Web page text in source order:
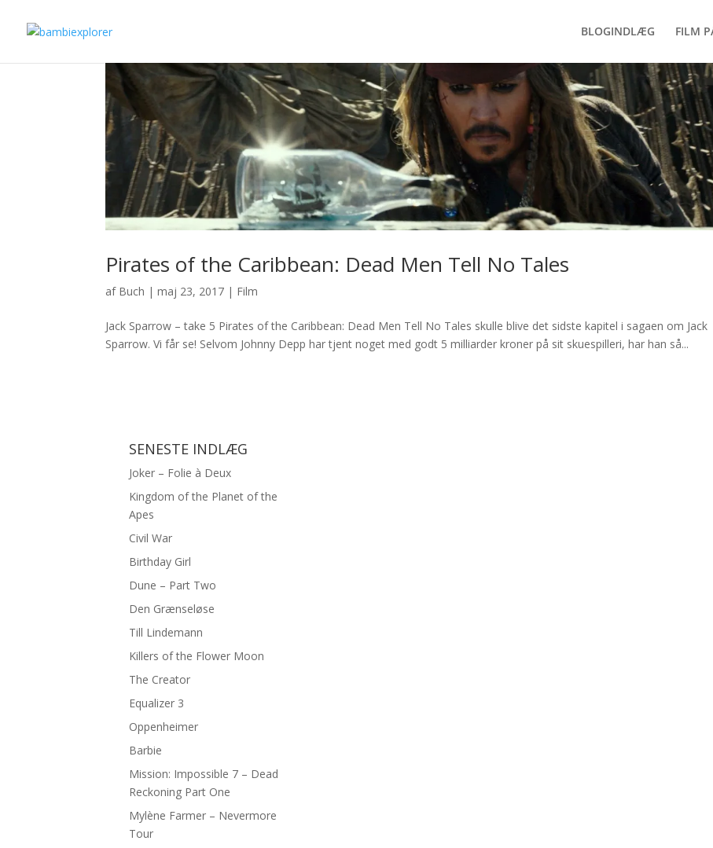
BLOGINDLÆG FILM
Pirates of the Caribbean: Dead Men Tell No Tales
af Buch |maj 23, 2017 | Film
Jack Sparrow – take 5 Pirates of the Caribbean: Dead Men Tell No Tales skulle blive det sidste kapitel i sagaen om Jack
Sparrow. Vi får se! Selvom Johnny Depp har tjent noget med godt 5 milliarder kroner på sit skuespilleri, har han så...
SENESTE INDLÆG
Joker – Folie à Deux
Kingdom of the Planet of the
Apes
Civil War
Birthday Girl
Dune – Part Two
Den Grænseløse
Till Lindemann
Killers of the Flower Moon
The Creator
Equalizer 3
Oppenheimer
Barbie
Mission: Impossible 7 – Dead
Reckoning Part One
Mylène Farmer – Nevermore
Tour